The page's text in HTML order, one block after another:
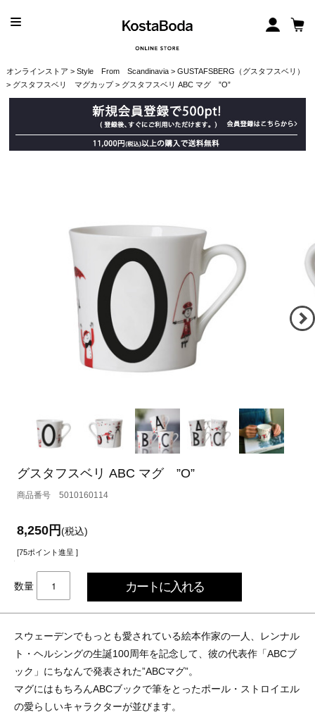
オンラインストア > Style From Scandinavia> GUSTAFSBERG（グスタフスベリ）
> グスタフスベリ マグカップ> グスタフスベリ ABC マグ ”O”
グスタフスベリ ABC マグ ”O”
5010160114
8,250円(税込)
[75ポイント進呈 ]
数量
スウェーデンでもっとも愛されている絵本作家の一人、レンナル
ト・ヘルシングの生誕100周年を記念して、彼の代表作「ABCブ
ック」にちなんで発表された”ABCマグ”。
マグにはもちろんABCブックで筆をとったポール・ストロイエル
の愛らしいキャラクターが並びます。